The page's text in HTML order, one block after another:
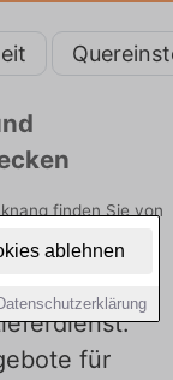
ablehnen
finden Sie von
von Top-
für